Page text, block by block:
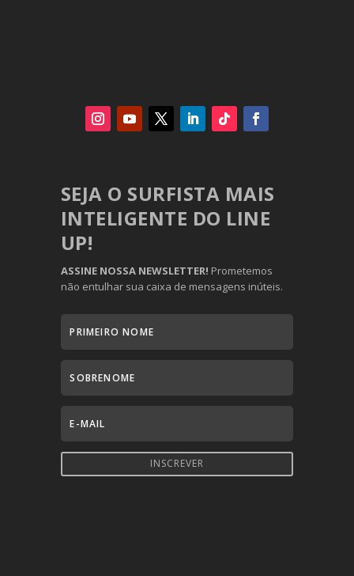
SEJA O SURFISTA MAIS
INTELIGENTE DO LINE
UP!
ASSINE NOSSA NEWSLETTER! Prometemos
não entulhar sua caixa de mensagens inúteis.
INSCREVER